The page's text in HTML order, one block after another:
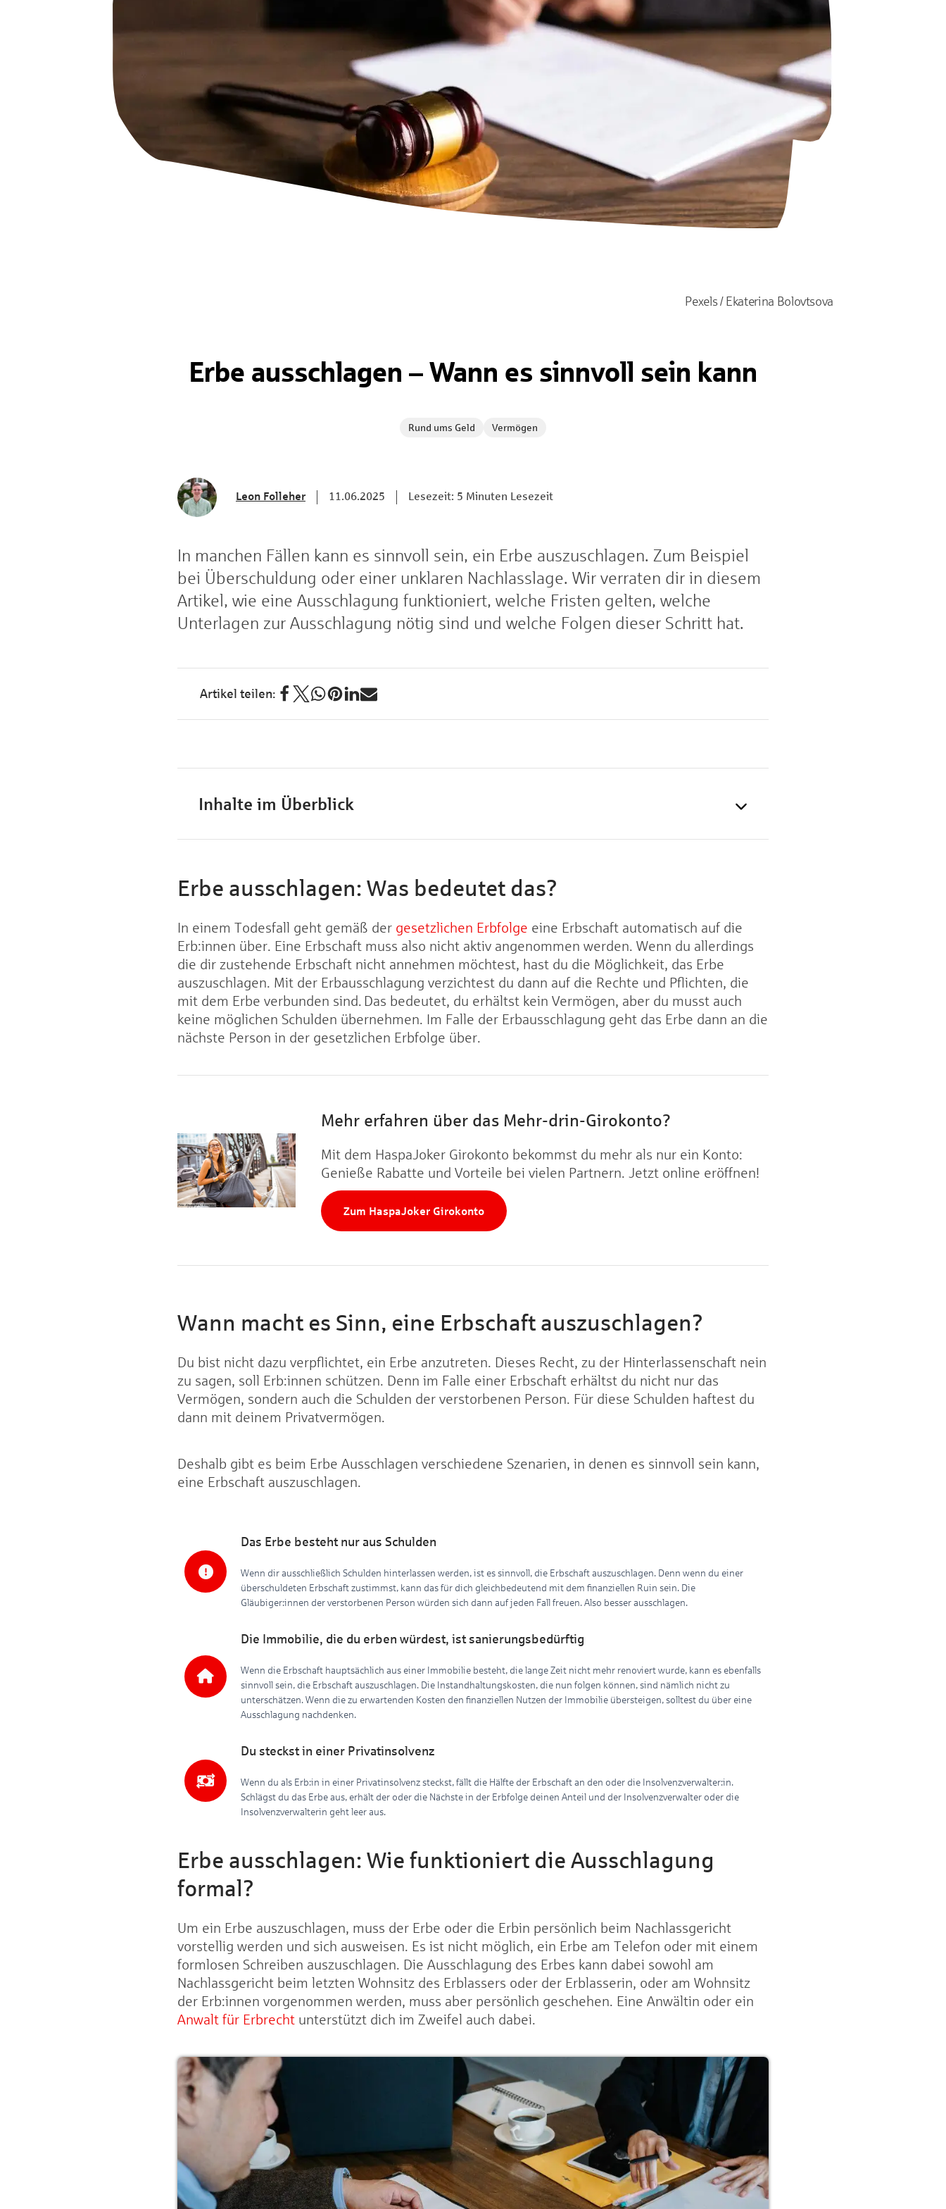
Pexels / Ekaterina Bolovtsova
Erbe ausschlagen – Wann es sinnvoll sein kann
Rund ums Geld Vermögen
Leon Folleher 11.06.2025 Lesezeit: 5 Minuten Lesezeit
In manchen Fällen kann es sinnvoll sein, ein Erbe auszuschlagen. Zum Beispiel
bei Überschuldung oder einer unklaren Nachlasslage. Wir verraten dir in diesem
Artikel, wie eine Ausschlagung funktioniert, welche Fristen gelten, welche
Unterlagen zur Ausschlagung nötig sind und welche Folgen dieser Schritt hat.
Inhalte im Überblick
Erbe ausschlagen: Was bedeutet das?
In einem Todesfall geht gemäß der gesetzlichen Erbfolge eine Erbschaft automatisch auf die
Erb:innen über. Eine Erbschaft muss also nicht aktiv angenommen werden. Wenn du allerdings
die dir zustehende Erbschaft nicht annehmen möchtest, hast du die Möglichkeit, das Erbe
auszuschlagen. Mit der Erbausschlagung verzichtest du dann auf die Rechte und Pflichten, die
mit dem Erbe verbunden sind. Das bedeutet, du erhältst kein Vermögen, aber du musst auch
keine möglichen Schulden übernehmen. Im Falle der Erbausschlagung geht das Erbe dann an die
nächste Person in der gesetzlichen Erbfolge über.
Mehr erfahren über das Mehr-drin-Girokonto?
Mit dem HaspaJoker Girokonto bekommst du mehr als nur ein Konto:
Genieße Rabatte und Vorteile bei vielen Partnern. Jetzt online eröffnen!
Zum HaspaJoker Girokonto
Wann macht es Sinn, eine Erbschaft auszuschlagen?
Du bist nicht dazu verpflichtet, ein Erbe anzutreten. Dieses Recht, zu der Hinterlassenschaft nein
zu sagen, soll Erb:innen schützen. Denn im Falle einer Erbschaft erhältst du nicht nur das
Vermögen, sondern auch die Schulden der verstorbenen Person. Für diese Schulden haftest du
dann mit deinem Privatvermögen.
Deshalb gibt es beim Erbe Ausschlagen verschiedene Szenarien, in denen es sinnvoll sein kann,
eine Erbschaft auszuschlagen.
Das Erbe besteht nur aus Schulden
Wenn dir ausschließlich Schulden hinterlassen werden, ist es sinnvoll, die Erbschaft auszuschlagen. Denn wenn du einer
überschuldeten Erbschaft zustimmst, kann das für dich gleichbedeutend mit dem finanziellen Ruin sein. Die
Gläubiger:innen der verstorbenen Person würden sich dann auf jeden Fall freuen. Also besser ausschlagen.
Die Immobilie, die du erben würdest, ist sanierungsbedürftig
Wenn die Erbschaft hauptsächlich aus einer Immobilie besteht, die lange Zeit nicht mehr renoviert wurde, kann es ebenfalls
sinnvoll sein, die Erbschaft auszuschlagen. Die Instandhaltungskosten, die nun folgen können, sind nämlich nicht zu
unterschätzen. Wenn die zu erwartenden Kosten den finanziellen Nutzen der Immobilie übersteigen, solltest du über eine
Ausschlagung nachdenken.
Du steckst in einer Privatinsolvenz
Wenn du als Erb:in in einer Privatinsolvenz steckst, fällt die Hälfte der Erbschaft an den oder die Insolvenzverwalter:in.
Schlägst du das Erbe aus, erhält der oder die Nächste in der Erbfolge deinen Anteil und der Insolvenzverwalter oder die
Insolvenzverwalterin geht leer aus.
Erbe ausschlagen: Wie funktioniert die Ausschlagung
formal?
Um ein Erbe auszuschlagen, muss der Erbe oder die Erbin persönlich beim Nachlassgericht
vorstellig werden und sich ausweisen. Es ist nicht möglich, ein Erbe am Telefon oder mit einem
formlosen Schreiben auszuschlagen. Die Ausschlagung des Erbes kann dabei sowohl am
Nachlassgericht beim letzten Wohnsitz des Erblassers oder der Erblasserin, oder am Wohnsitz
der Erb:innen vorgenommen werden, muss aber persönlich geschehen. Eine Anwältin oder ein
Anwalt für Erbrecht unterstützt dich im Zweifel auch dabei.